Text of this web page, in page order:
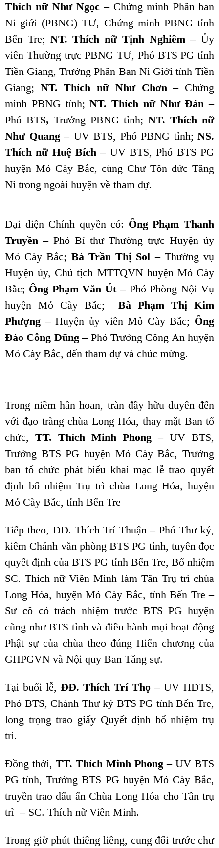
Thích nữ Như Ngọc – Chứng minh Phân ban
Ni giới (PBNG) TƯ, Chứng minh PBNG tỉnh
Bến Tre; NT. Thích nữ Tịnh Nghiêm– Ủy
viên Thường trực PBNG TƯ, Phó BTS PG tỉnh
Tiền Giang, Trưởng Phân Ban Ni Giới tỉnh Tiền
Giang; NT. Thích nữ Như Chơn– Chứng
minh PBNG tỉnh;NT. Thích nữ Như Đán–
Phó BTS, Trưởng PBNG tỉnh;NT. Thích nữ
Như Quang– UV BTS, Phó PBNG tỉnh; NS.
Thích nữ Huệ Bích – UV BTS, Phó BTS PG
huyện Mỏ Cày Bắc, cùng Chư Tôn đức Tăng
Ni trong ngoài huyện về tham dự.
Đại diện Chính quyền có: Ông Phạm Thanh
Truyền – Phó Bí thư Thường trực Huyện ủy
Mỏ Cày Bắc; Bà Trần Thị Sol – Thường vụ
Huyện ủy, Chủ tịch MTTQVN huyện Mỏ Cày
Bắc; Ông Phạm Văn Út– Phó Phòng Nội Vụ
huyện Mỏ Cày Bắc; Bà Phạm Thị Kim
Phượng – Huyện ủy viên Mỏ Cày Bắc; Ông
Đào Công Dũng– Phó Trưởng Công An huyện
Mỏ Cày Bắc, đến tham dự và chúc mừng.
Trong niềm hân hoan, tràn đầy hữu duyên đến
với đạo tràng chùa Long Hóa, thay mặt Ban tổ
chức, TT. Thích Minh Phong – UV BTS,
Trưởng BTS PG huyện Mỏ Cày Bắc, Trưởng
ban tổ chức phát biểu khai mạc lễ trao quyết
định bổ nhiệm Trụ trì chùa Long Hóa, huyện
Mỏ Cày Bắc, tỉnh Bến Tre
Tiếp theo, ĐĐ. Thích Trí Thuận – Phó Thư ký,
kiêm Chánh văn phòng BTS PG tỉnh, tuyên đọc
quyết định của BTS PG tỉnh Bến Tre, Bổ nhiệm
SC. Thích nữ Viên Minh làm Tân Trụ trì chùa
Long Hóa, huyện Mỏ Cày Bắc, tỉnh Bến Tre –
Sư cô có trách nhiệm trước BTS PG huyện
cũng như BTS tỉnh và điều hành mọi hoạt động
Phật sự của chùa theo đúng Hiến chương của
GHPGVN và Nội quy Ban Tăng sự.
Tại buổi lễ, ĐĐ. Thích Trí Thọ– UV HĐTS,
Phó BTS, Chánh Thư ký BTS PG tỉnh Bến Tre,
long trọng trao giấy Quyết định bổ nhiệm trụ
trì.
Đồng thời, TT. Thích Minh Phong – UV BTS
PG tỉnh, Trưởng BTS PG huyện Mỏ Cày Bắc,
truyền trao dấu ấn Chùa Long Hóa cho Tân trụ
trì – SC. Thích nữ Viên Minh.
Trong giờ phút thiêng liêng, cung đối trước chư